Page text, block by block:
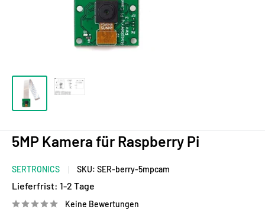
5MP Kamera für Raspberry Pi
SERTRONICS SKU: SER-berry-5mpcam
Lieferfrist: 1-2 Tage
Keine Bewertungen